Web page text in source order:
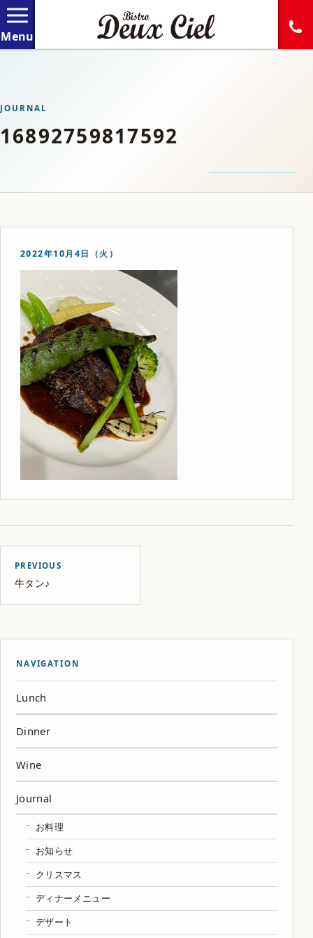
JOURNAL
16892759817592
2022年10月4日（火）
PREVIOUS
牛タン♪
NAVIGATION
Lunch
Dinner
Wine
Journal
お料理
お知らせ
クリスマス
ディナーメニュー
デザート